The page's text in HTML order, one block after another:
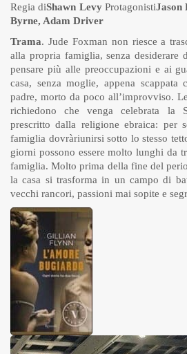
Regia diShawn Levy ProtagonistiJason
Byrne, Adam Driver
Trama. Jude Foxman non riesce a
alla propria famiglia, senza desiderare
pensare più alle preoccupazioni e ai
casa, senza moglie, appena
padre, morto da poco all’improvviso.
richiedono che venga celebrata la
prescritto dalla religione ebraica: per
famiglia dovràriunirsi sotto lo stesso
giorni possono essere molto lunghi da
famiglia. Molto prima della fine del
la casa si trasforma in un campo di
vecchi rancori, passioni mai sopite e